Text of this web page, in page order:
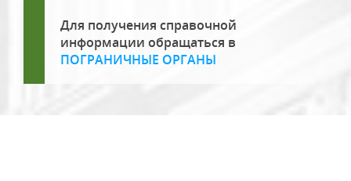
Для получения справочной
информации обращаться в
ПОГРАНИЧНЫЕ ОРГАНЫ